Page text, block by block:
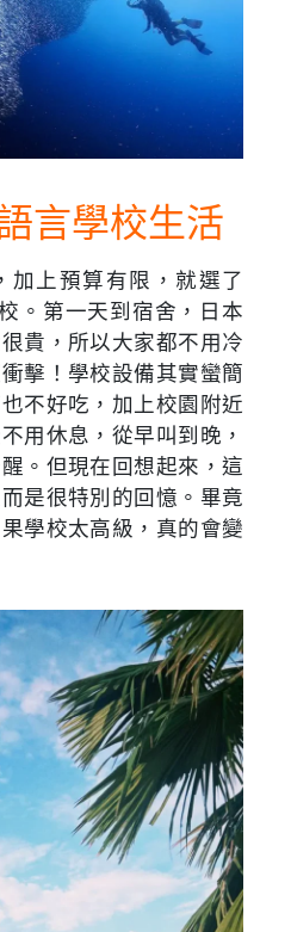
言學校生活
加上預算有限，就選了
。第一天到宿舍，日本
貴，所以大家都不用冷
擊！學校設備其實蠻簡
不好吃，加上校園附近
用休息，從早叫到晚，
。但現在回想起來，這
是很特別的回憶。畢竟
學校太高級，真的會變